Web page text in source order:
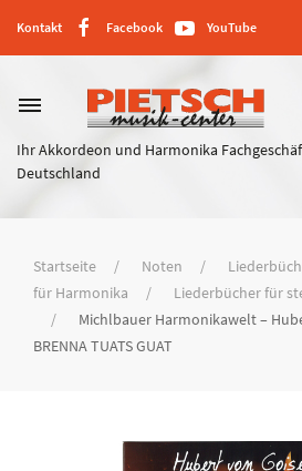
Kontakt Facebook YouTube
dehaze
Ihr Akkordeon und Harmonika
Deutschland
Startseite Noten
für Harmonika
Liederbücher für
Michlbauer Harmonikawelt –
BRENNA TUATS GUAT